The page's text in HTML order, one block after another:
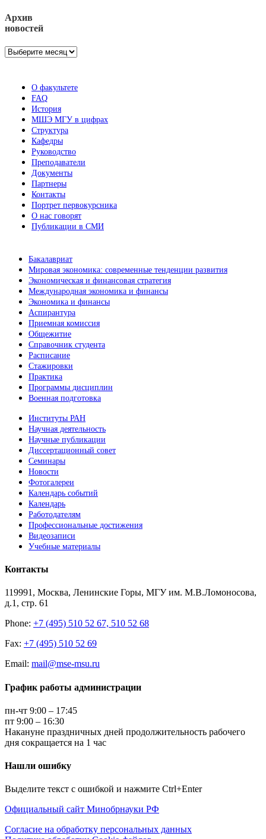
Архив
новостей
Архив
О факультете
FAQ
История
МШЭ МГУ в цифрах
Структура
Кафедры
Руководство
Преподаватели
Документы
Партнеры
Контакты
Портрет первокурсника
О нас говорят
Публикации в СМИ
Бакалавриат
Мировая экономика: современные тенденции развития
Экономическая и финансовая стратегия
Международная экономика и финансы
Экономика и финансы
Аспирантура
Приемная комиссия
Общежитие
Справочник студента
Расписание
Стажировки
Практика
Программы дисциплин
Военная подготовка
Институты РАН
Научная деятельность
Научные публикации
Диссертационный совет
Семинары
Новости
Фотогалереи
Календарь событий
Календарь
Работодателям
Профессиональные достижения
Видеозаписи
Учебные материалы
Контакты
119991, Москва, Ленинские Горы, МГУ им. М.В.Ломоносова,
д.1, стр. 61
Phone: +7 (495) 510 52 67, 510 52 68
Fax: +7 (495) 510 52 69
Email: mail@mse-msu.ru
График работы администрации
пн-чт 9:00 – 17:45
пт 9:00 – 16:30
Накануне праздничных дней продолжительность рабочего
дня сокращается на 1 час
Нашли ошибку
Выделите текст с ошибкой и нажмите Ctrl+Enter
Официальный сайт Минобрнауки РФ
Согласие на обработку персональных данных